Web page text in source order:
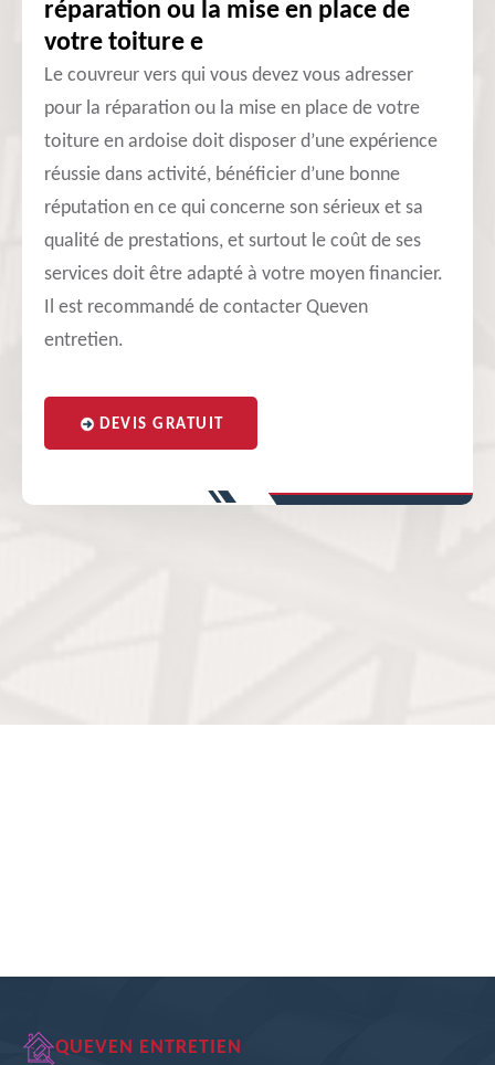
réparation ou la mise en place de
votre toiture e
Le couvreur vers qui vous devez vous adresser
pour la réparation ou la mise en place de votre
toiture en ardoise doit disposer d’une expérience
réussie dans activité, bénéficier d’une bonne
réputation en ce qui concerne son sérieux et sa
qualité de prestations, et surtout le coût de ses
services doit être adapté à votre moyen financier.
Il est recommandé de contacter Queven
entretien.
DEVIS GRATUIT
QUEVEN ENTRETIEN